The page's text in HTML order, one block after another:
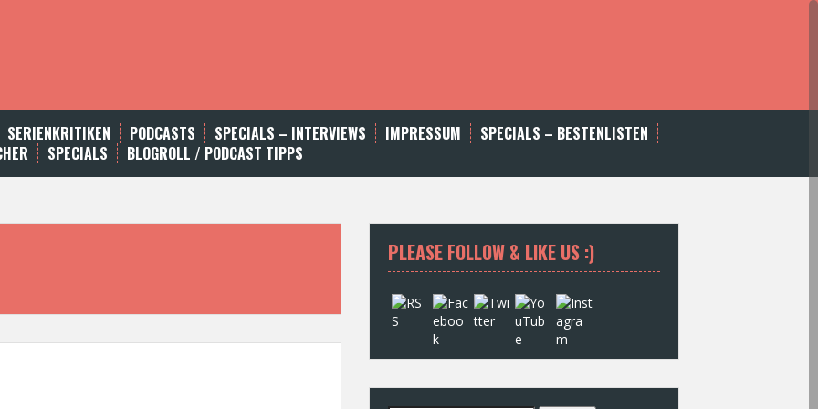
SERIENKRITIKEN PODCASTS SPECIALS – INTERVIEWS IMPRESSUM
SPECIALS – BESTENLISTEN
SPECIALS BLOGROLL / PODCAST TIPPS
PLEASE FOLLOW & LIKE US :)